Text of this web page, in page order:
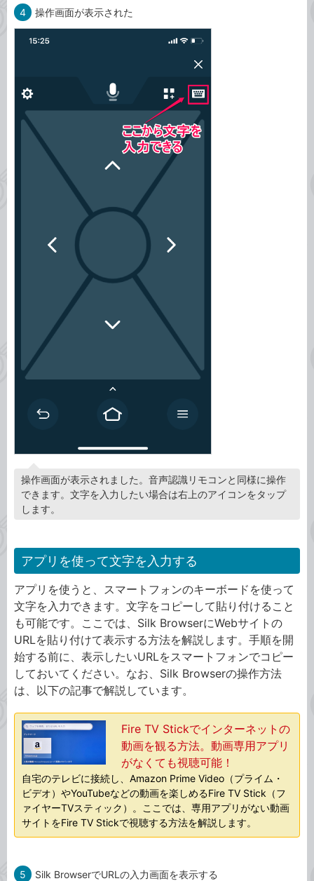
4 操作画面が表示された
操作画面が表示されました。音声認識リモコンと同様に操作
できます。文字を入力したい場合は右上のアイコンをタップ
します。
アプリを使って文字を入力する
アプリを使うと、スマートフォンのキーボードを使って
文字を入力できます。文字をコピーして貼り付けること
も可能です。ここでは、Silk BrowserにWebサイトの
URLを貼り付けて表示する方法を解説します。手順を開
始する前に、表示したいURLをスマートフォンでコピー
しておいてください。なお、Silk Browserの操作方法
は、以下の記事で解説しています。
Fire TV Stickでインターネットの
動画を観る方法。動画専用アプリ
がなくても視聴可能！
自宅のテレビに接続し、Amazon Prime Video（プライム・
ビデオ）やYouTubeなどの動画を楽しめるFire TV Stick（フ
ァイヤーTVスティック）。ここでは、専用アプリがない動画
サイトをFire TV Stickで視聴する方法を解説します。
5 Silk BrowserでURLの入力画面を表示する